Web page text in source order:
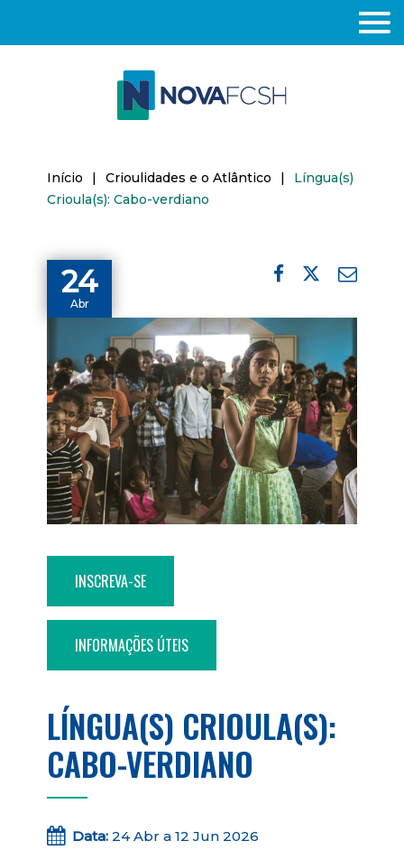
Início | Crioulidades e o Atlântico |
Língua(s)
Crioula(s): Cabo-verdiano
24
Abr
INSCREVA-SE
INFORMAÇÕES ÚTEIS
LÍNGUA(S) CRIOULA(S):
CABO-VERDIANO
Data: 24 Abr a 12 Jun 2026